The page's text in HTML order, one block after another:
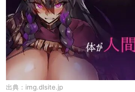
出典： img.dlsite.jp